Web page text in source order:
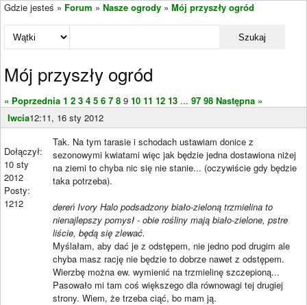
Gdzie jesteś » Forum » Nasze ogrody » Mój przyszły ogród
Szukaj
Mój przyszły ogród
« Poprzednia 1 2 3 4 5 6 7 8 9 10 11 12 13 ... 97 98 Następna »
Iwcia12:11, 16 sty 2012
Dołączył:
10 sty
2012
Posty:
1212
Tak. Na tym tarasie i schodach ustawiam donice z
sezonowymi kwiatami więc jak będzie jedna dostawiona niżej
na ziemi to chyba nic się nie stanie... (oczywiście gdy będzie
taka potrzeba).
dereń Ivory Halo podsadzony biało-zieloną trzmielina to
nienajlepszy pomysł - obie rośliny mają biało-zielone, pstre
liście, będą się zlewać.
Myślałam, aby dać je z odstępem, nie jedno pod drugim ale
chyba masz rację nie będzie to dobrze nawet z odstępem.
Wierzbę można ew. wymienić na trzmielinę szczepioną...
Pasowało mi tam coś większego dla równowagi tej drugiej
strony. Wiem, że trzeba ciąć, bo mam ją.